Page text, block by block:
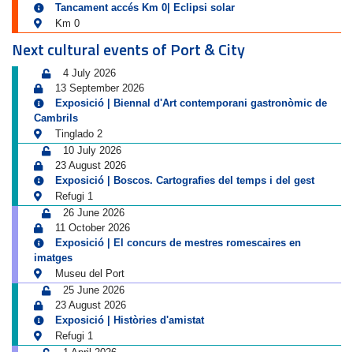
Tancament accés Km 0| Eclipsi solar
Km 0
Next cultural events of Port & City
4 July 2026
13 September 2026
Exposició | Biennal d'Art contemporani gastronòmic de
Cambrils
Tinglado 2
10 July 2026
23 August 2026
Exposició | Boscos. Cartografies del temps i del gest
Refugi 1
26 June 2026
11 October 2026
Exposició | El concurs de mestres romescaires en
imatges
Museu del Port
25 June 2026
23 August 2026
Exposició | Històries d'amistat
Refugi 1